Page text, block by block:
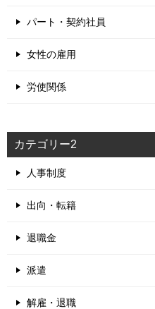
パート・契約社員
女性の雇用
労使関係
カテゴリー2
人事制度
出向・転籍
退職金
派遣
解雇・退職